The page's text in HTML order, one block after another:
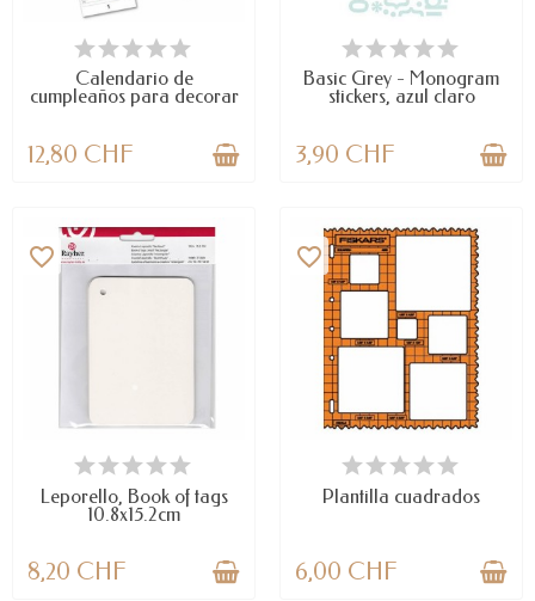
LAST ITEMS IN STOCK
Calendario de
cumpleaños para decorar
12,80 CHF
DISPONIBLE
Basic Grey - Monogram
stickers, azul claro
3,90 CHF
DISPONIBLE
favorite_border
Leporello, Book of tags
10.8x15.2cm
8,20 CHF
LAST ITEMS IN STOCK
favorite_border
Plantilla cuadrados
6,00 CHF